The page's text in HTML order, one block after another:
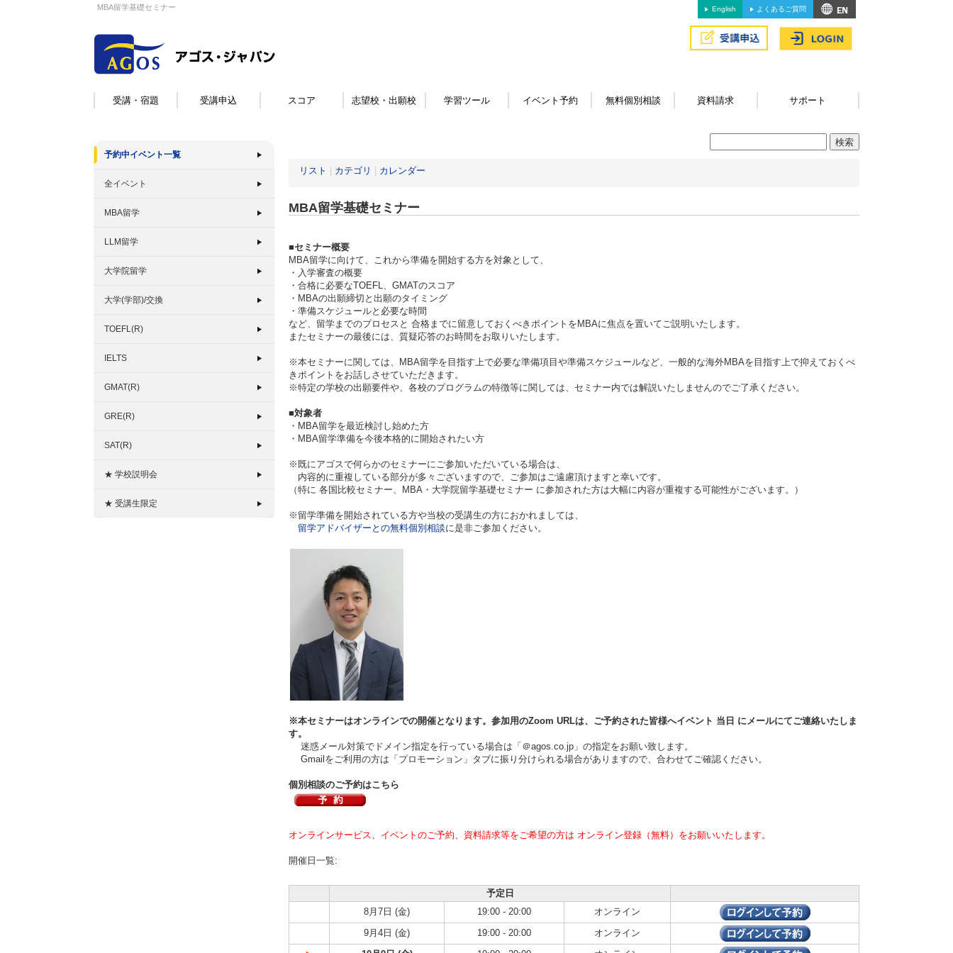
MBA留学基礎セミナー English よくあるご質問
受講・宿題 受講申込 スコア 志望校・出願校 学習ツール イベント予約 無料個別相談 資料請求 サポート
予約中イベント一覧
全イベント
MBA留学
LLM留学
大学院留学
大学(学部)/交換
TOEFL(R)
IELTS
GMAT(R)
GRE(R)
SAT(R)
★ 学校説明会
★ 受講生限定
リスト カテゴリ カレンダー
MBA留学基礎セミナー
■セミナー概要
MBA留学に向けて、これから準備を開始する方を対象として、
・入学審査の概要
・合格に必要なTOEFL、GMATのスコア
・MBAの出願締切と出願のタイミング
・準備スケジュールと必要な時間
など、留学までのプロセスと 合格までに留意しておくべきポイントをMBAに焦点を置いてご説明いたします。
またセミナーの最後には、質疑応答のお時間をお取りいたします。
※本セミナーに関しては、MBA留学を目指す上で必要な準備項目や準備スケジュールなど、一般的な海外MBAを目指す上で抑えておくべ
きポイントをお話しさせていただきます。
※特定の学校の出願要件や、各校のプログラムの特徴等に関しては、セミナー内では解説いたしませんのでご了承ください。
■対象者
・MBA留学を最近検討し始めた方
・MBA留学準備を今後本格的に開始されたい方
※既にアゴスで何らかのセミナーにご参加いただいている場合は、
内容的に重複している部分が多々ございますので、ご参加はご遠慮頂けますと幸いです。
（特に 各国比較セミナー、MBA・大学院留学基礎セミナー に参加された方は大幅に内容が重複する可能性がございます。）
※留学準備を開始されている方や当校の受講生の方におかれましては、
留学アドバイザーとの無料個別相談に是非ご参加ください。
※本セミナーはオンラインでの開催となります。参加用のZoom URLは、ご予約された皆様へイベント 当日 にメールにてご連絡いたしま
す。
迷惑メール対策でドメイン指定を行っている場合は「＠agos.co.jp」の指定をお願い致します。
Gmailをご利用の方は「プロモーション」タブに振り分けられる場合がありますので、合わせてご確認ください。
個別相談のご予約はこちら
オンラインサービス、イベントのご予約、資料請求等をご希望の方は オンライン登録（無料）をお願いいたします。
開催日一覧:
予定日
8月7日 (金)
19:00 - 20:00
オンライン
9月4日 (金)
19:00 - 20:00
オンライン